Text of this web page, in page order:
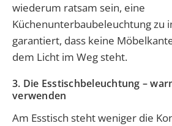
wiederum ratsam sein, eine
Küchenunterbaubeleuchtung zu
garantiert, dass keine
dem Licht im Weg steht.
3. Die Esstischbeleuchtung –
verwenden
Am Esstisch steht weniger die